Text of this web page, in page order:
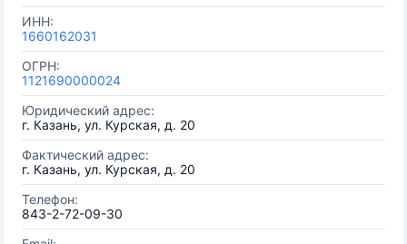
ИНН:
1660162031
ОГРН:
1121690000024
Юридический адрес:
г. Казань, ул. Курская, д. 20
Фактический адрес:
г. Казань, ул. Курская, д. 20
Телефон:
843-2-72-09-30